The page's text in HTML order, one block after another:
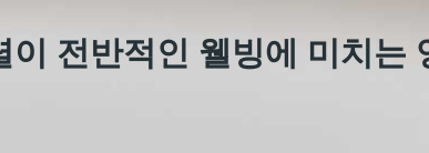
이 전반적인 웰빙에 미치는